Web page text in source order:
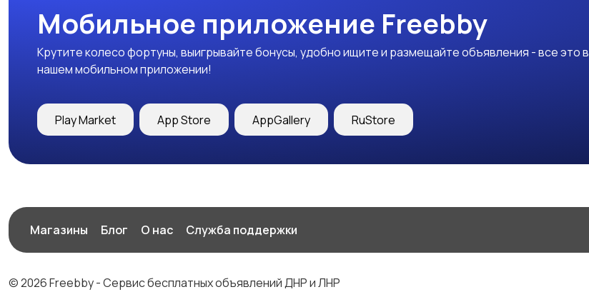
Мобильное приложение Freebby
Крутите колесо фортуны, выигрывайте бонусы, удобно ищите и размещайте объявления - все это в
нашем мобильном приложении!
Play Market App Store AppGallery RuStore
Магазины Блог О нас Служба поддержки
© 2026 Freebby - Сервис бесплатных объявлений ДНР и ЛНР